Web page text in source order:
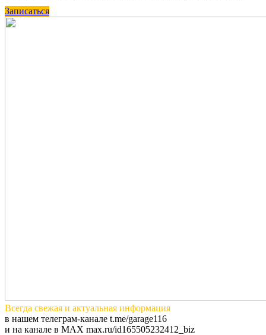
Записаться
Всегда свежая и актуальная информация
в нашем телеграм-канале t.me/garage116
и на канале в MAX max.ru/id165505232412_biz